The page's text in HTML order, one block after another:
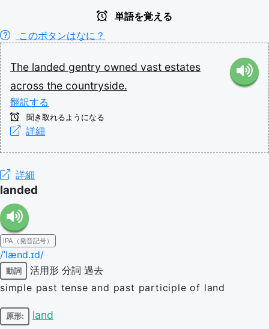
単語を覚える
このボタンはなに？
The landed gentry owned vast estates
across the countryside.
翻訳する
聞き取れるようになる
詳細
詳細
landed
IPA（発音記号）
/ˈlænd.ɪd/
動詞 活用形 分詞 過去
simple past tense and past participle of land
原形: land